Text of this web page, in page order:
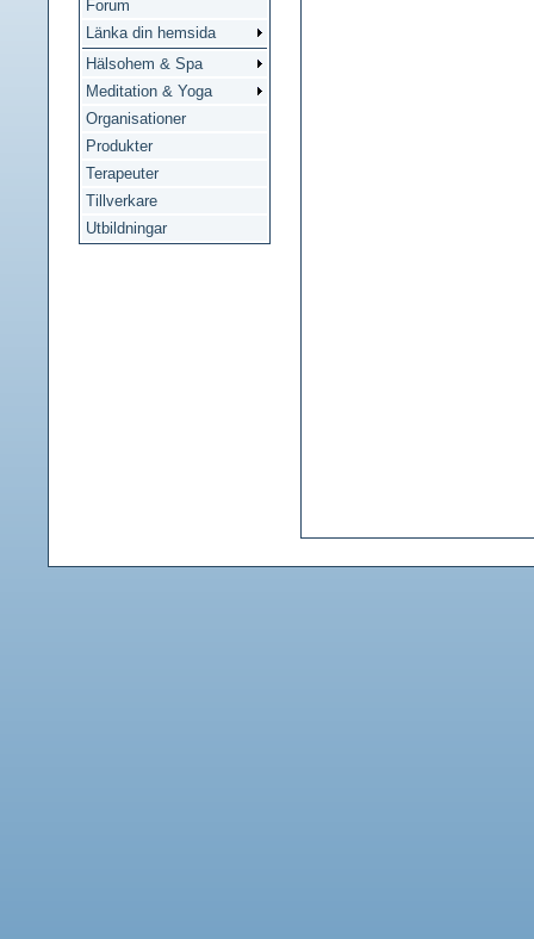
Forum
Länka din hemsida
Hälsohem & Spa
Meditation & Yoga
Organisationer
Produkter
Terapeuter
Tillverkare
Utbildningar